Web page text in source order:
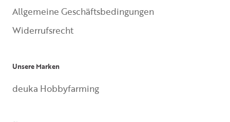
Allgemeine Geschäftsbedingungen
Widerrufsrecht
Unsere Marken
deuka Hobbyfarming